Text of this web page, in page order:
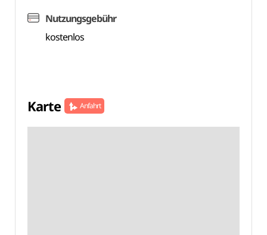
Nutzungsgebühr
kostenlos
Karte Anfahrt